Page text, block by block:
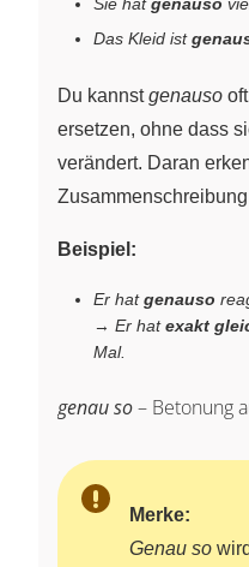
Das Kleid ist
Du kannstgenauso
ersetzen, ohne dass
verändert. Daran
Beispiel:
Er hatgenauso
→ Er hatexakt
Mal.
genau so– Betonung
Merke:
Genau so